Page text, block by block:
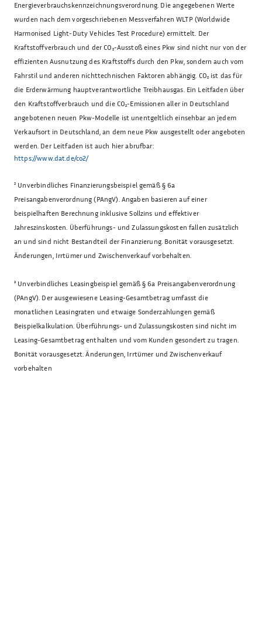
Energieverbrauchskennzeichnungsverordnung. Die angegebenen Werte
wurden nach dem vorgeschriebenen Messverfahren WLTP (Worldwide
Harmonised Light-Duty Vehicles Test Procedure) ermittelt. Der
Kraftstoffverbrauch und der CO₂-Ausstoß eines Pkw sind nicht nur von der
effizienten Ausnutzung des Kraftstoffs durch den Pkw, sondern auch vom
Fahrstil und anderen nichttechnischen Faktoren abhängig. CO₂ ist das für
die Erderwärmung hauptverantwortliche Treibhausgas. Ein Leitfaden über
den Kraftstoffverbrauch und die CO₂-Emissionen aller in Deutschland
angebotenen neuen Pkw-Modelle ist unentgeltlich einsehbar an jedem
Verkaufsort in Deutschland, an dem neue Pkw ausgestellt oder angeboten
werden. Der Leitfaden ist auch hier abrufbar:
https://www.dat.de/co2/
² Unverbindliches Finanzierungsbeispiel gemäß § 6a
Preisangabenverordnung (PAngV). Angaben basieren auf einer
beispielhaften Berechnung inklusive Sollzins und effektiver
Jahreszinskosten. Überführungs- und Zulassungskosten fallen zusätzlich
an und sind nicht Bestandteil der Finanzierung. Bonität vorausgesetzt.
Änderungen, Irrtümer und Zwischenverkauf vorbehalten.
³ Unverbindliches Leasingbeispiel gemäß § 6a Preisangabenverordnung
(PAngV). Der ausgewiesene Leasing-Gesamtbetrag umfasst die
monatlichen Leasingraten und etwaige Sonderzahlungen gemäß
Beispielkalkulation. Überführungs- und Zulassungskosten sind nicht im
Leasing-Gesamtbetrag enthalten und vom Kunden gesondert zu tragen.
Bonität vorausgesetzt. Änderungen, Irrtümer und Zwischenverkauf
vorbehalten